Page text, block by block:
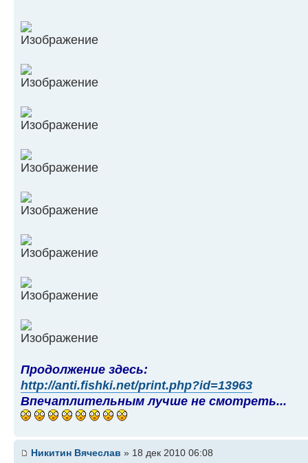
Продолжение здесь:
http://anti.fishki.net/print.php?id=13963
Впечатлительным лучше не смотреть...
Никитин Вячеслав » 18 дек 2010 06:08